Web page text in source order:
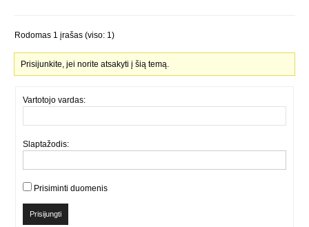
Rodomas 1 įrašas (viso: 1)
Prisijunkite, jei norite atsakyti į šią temą.
Vartotojo vardas:
Slaptažodis:
Prisiminti duomenis
Prisijungti